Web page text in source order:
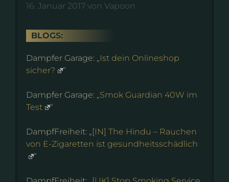
16. Januar 2017 von Vapoon
BLOGS:
Dampfer Garage: „ Ist dein Onlineshop
sicher?
“
Dampfer Garage: „ Smok Guardian 40W im
Test
“
DampfFreiheit: „ [IN] The Hindu – Rauchen
von E-Zigaretten ist gesundheitsschädlich
“